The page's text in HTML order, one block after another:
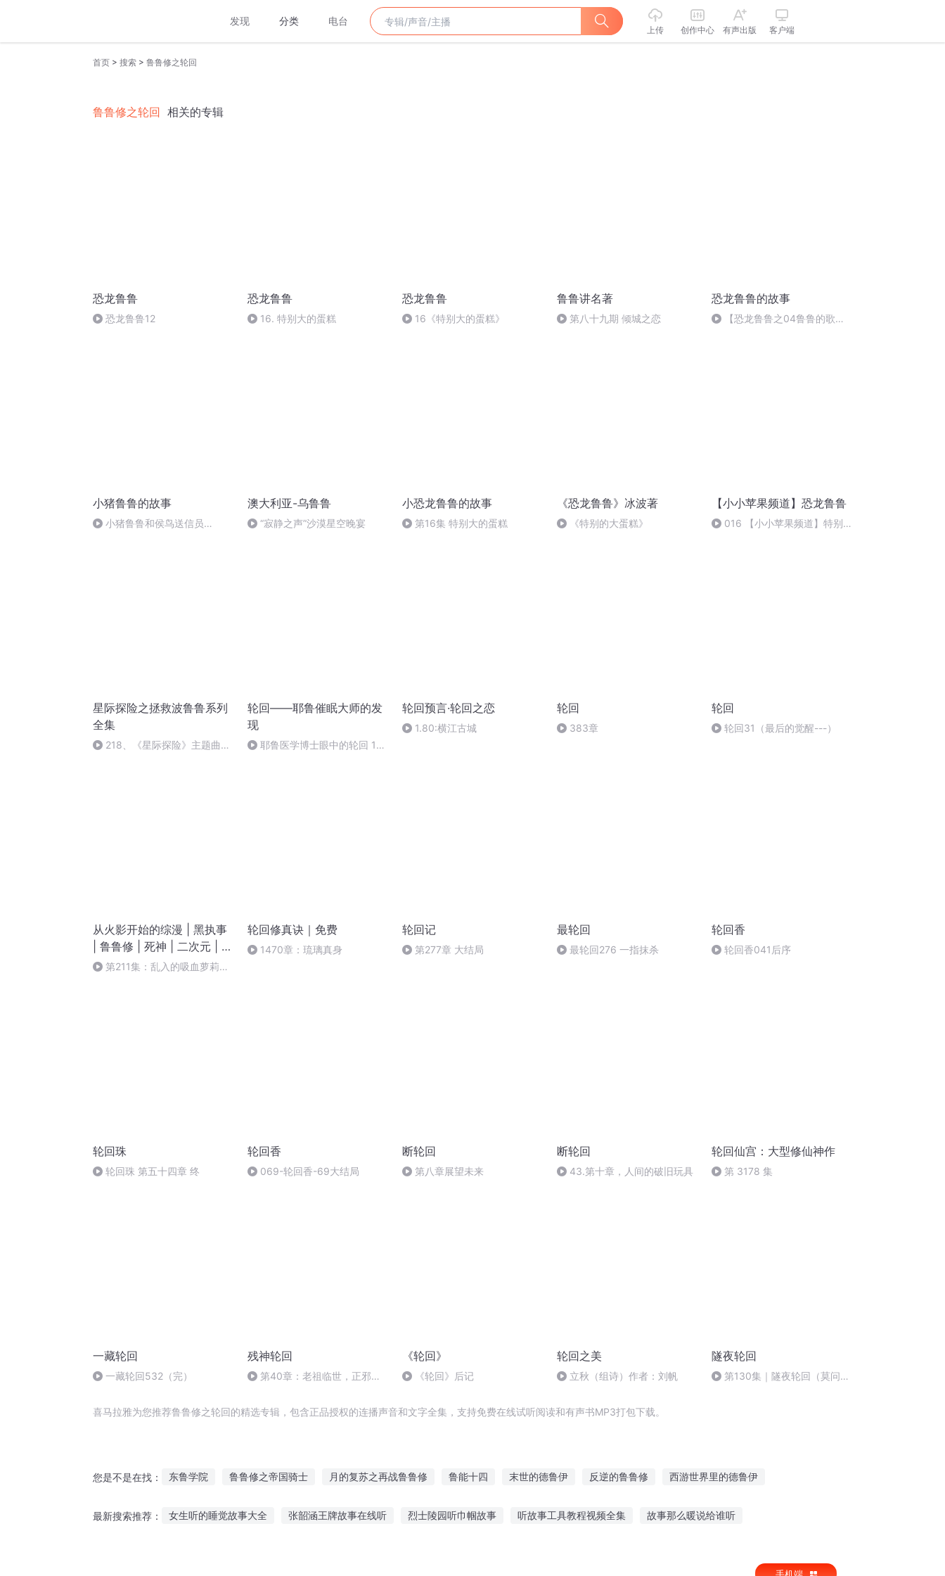
发现 分类 电台
上传 创作中心 有声出版 客户端
首页 > 搜索 > 鲁鲁修之轮回
鲁鲁修之轮回 相关的专辑
恐龙鲁鲁
恐龙鲁鲁12
恐龙鲁鲁
16. 特别大的蛋糕
恐龙鲁鲁
16《特别大的蛋糕》
鲁鲁讲名著
第八十九期 倾城之恋
恐龙鲁鲁的故事
【恐龙鲁鲁之04鲁鲁的歌
小猪鲁鲁的故事
小猪鲁鲁和侯鸟送信员
澳大利亚-乌鲁鲁
“寂静之声”沙漠星空晚宴
小恐龙鲁鲁的故事
第16集 特别大的蛋糕
《恐龙鲁鲁》冰波著
《特别的大蛋糕》
【小小苹果频道】恐龙鲁鲁
016 【小小苹果频道】特别
星际探险之拯救波鲁鲁系列
全集
218、《星际探险》主题曲
轮回——耶鲁催眠大师的发
现
耶鲁医学博士眼中的轮回 17
轮回预言·轮回之恋
1.80:横江古城
轮回
383章
轮回
轮回31（最后的觉醒---）
从火影开始的综漫 | 黑执事
| 鲁鲁修 | 死神 | 二次元 | 爽
文 第211集：乱入的吸血萝莉，
轮回修真诀｜免费
1470章：琉璃真身
轮回记
第277章 大结局
最轮回
最轮回276 一指抹杀
轮回香
轮回香041后序
轮回珠
轮回珠 第五十四章 终
轮回香
069-轮回香-69大结局
断轮回
第八章展望未来
断轮回
43.第十章，人间的破旧玩具
轮回仙宫：大型修仙神作
第 3178 集
一藏轮回
一藏轮回532（完）
残神轮回
第40章：老祖临世，正邪对
《轮回》
《轮回》后记
轮回之美
立秋（组诗）作者：刘帆
隧夜轮回
第130集｜隧夜轮回（莫问来
喜马拉雅为您推荐鲁鲁修之轮回的精选专辑，包含正品授权的连播声音和文字全集，支持免费在线试听阅读和有声书MP3打包下载。
您是不是在找： 东鲁学院 鲁鲁修之帝国骑士 月的复苏之再战鲁鲁修 鲁能十四 末世的德鲁伊 反逆的鲁鲁修 西游世界里的德鲁伊
最新搜索推荐： 女生听的睡觉故事大全 张韶涵王牌故事在线听 烈士陵园听巾帼故事 听故事工具教程视频全集 故事那么暖说给谁听